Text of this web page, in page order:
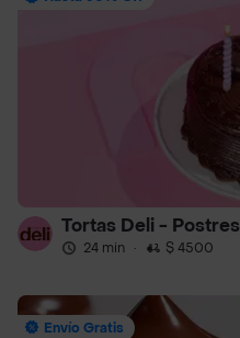
Tortas Deli - Postres
24 min · $ 4500
Envío Gratis